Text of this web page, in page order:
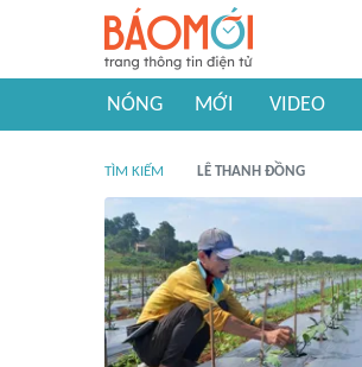
NÓNG MỚI VIDEO
TÌM KIẾM LÊ THANH ĐỒNG